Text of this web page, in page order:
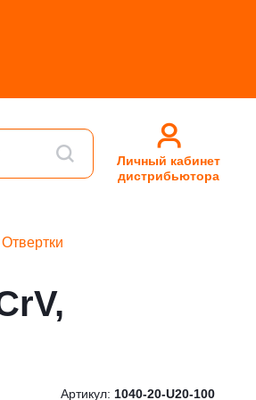
Личный кабинет
дистрибьютора
Отвертки
Артикул: 1040-20-U20-100